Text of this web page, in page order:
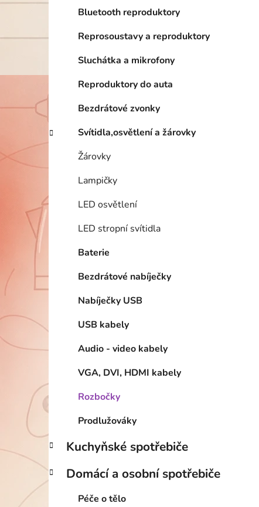
Bluetooth reproduktory
Reprosoustavy a reproduktory
Sluchátka a mikrofony
Reproduktory do auta
Bezdrátové zvonky
Svítidla,osvětlení a žárovky
Žárovky
Lampičky
LED osvětlení
LED stropní svítidla
Baterie
Bezdrátové nabíječky
Nabíječky USB
USB kabely
Audio - video kabely
VGA, DVI, HDMI kabely
Rozbočky
Prodlužováky
Kuchyňské spotřebiče
Domácí a osobní spotřebiče
Péče o tělo